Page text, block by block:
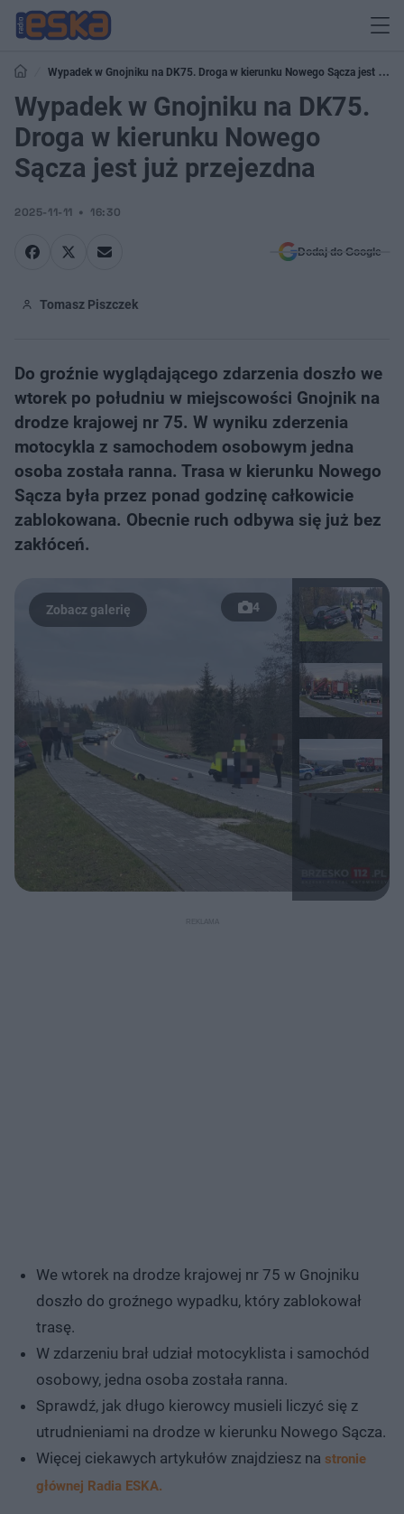
Wypadek w Gnojniku na DK75. Droga w kierunku Nowego Sącza jest już
przejezdna
Wypadek w Gnojniku na DK75.
Droga w kierunku Nowego
Sącza jest już przejezdna
2025-11-11 16:30
Dodaj do Google
Tomasz Piszczek
Do groźnie wyglądającego zdarzenia doszło we
wtorek po południu w miejscowości Gnojnik na
drodze krajowej nr 75. W wyniku zderzenia
motocykla z samochodem osobowym jedna
osoba została ranna. Trasa w kierunku Nowego
Sącza była przez ponad godzinę całkowicie
zablokowana. Obecnie ruch odbywa się już bez
zakłóceń.
4
We wtorek na drodze krajowej nr 75 w Gnojniku
doszło do groźnego wypadku, który zablokował
trasę.
W zdarzeniu brał udział motocyklista i samochód
osobowy, jedna osoba została ranna.
Sprawdź, jak długo kierowcy musieli liczyć się z
utrudnieniami na drodze w kierunku Nowego Sącza.
Więcej ciekawych artykułów znajdziesz na stronie
głównej Radia ESKA.